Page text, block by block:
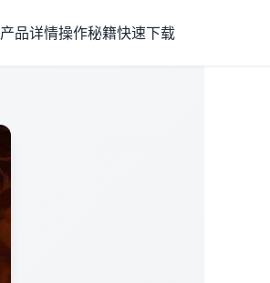
产品详情操作秘籍快速下载